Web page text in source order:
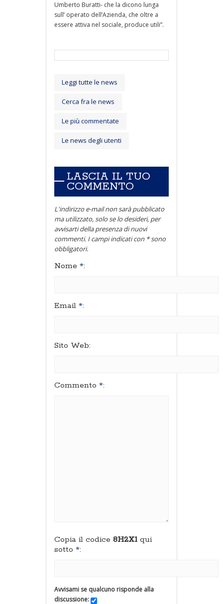
Umberto Buratti- che la dicono lunga
sull’ operato dell’Azienda, che oltre a
essere attiva nel sociale, produce utili”.
Leggi tutte le news
Cerca fra le news
Le più commentate
Le news degli utenti
LASCIA IL TUO
COMMENTO
L'indirizzo e-mail non sarà pubblicato
ma utilizzato, solo se lo desideri, per
avvisarti della presenza di nuovi
commenti. I campi indicati con * sono
obbligatori.
Nome *:
Email *:
Sito Web:
Commento *:
Copia il codice 8H2X1 qui
sotto *:
Avvisami se qualcuno risponde alla
discussione: